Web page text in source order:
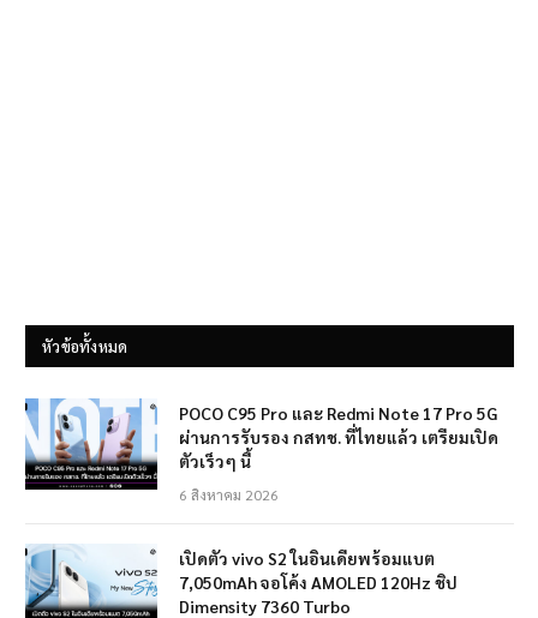
หัวข้อทั้งหมด
POCO C95 Pro และ Redmi Note 17 Pro 5G
ผ่านการรับรอง กสทช. ที่ไทยแล้ว เตรียมเปิด
ตัวเร็วๆ นี้
6 สิงหาคม 2026
เปิดตัว vivo S2 ในอินเดียพร้อมแบต
7,050mAh จอโค้ง AMOLED 120Hz ชิป
Dimensity 7360 Turbo